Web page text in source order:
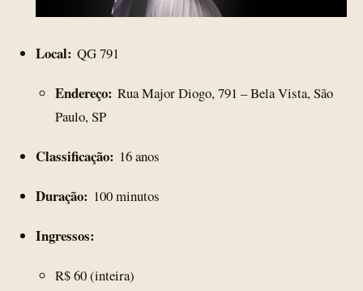
Local: QG 791
Endereço: Rua Major Diogo, 791 – Bela Vista, São
Paulo, SP
Classificação: 16 anos
Duração: 100 minutos
Ingressos:
R$ 60 (inteira)